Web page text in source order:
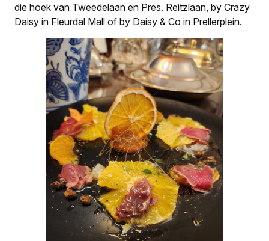
die hoek van Tweedelaan en Pres. Reitzlaan, by Crazy
Daisy in Fleurdal Mall of by Daisy & Co in Prellerplein.